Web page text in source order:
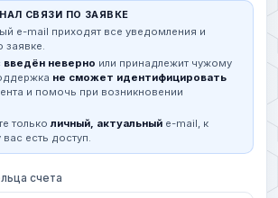
СВЯЗИ ПО ЗАЯВКЕ
e-mail приходят все уведомления и
заявке.
введён неверно или принадлежит чужому
не сможет идентифицировать
и помочь при возникновении
тольколичный, актуальный e-mail, к
есть доступ.
счета